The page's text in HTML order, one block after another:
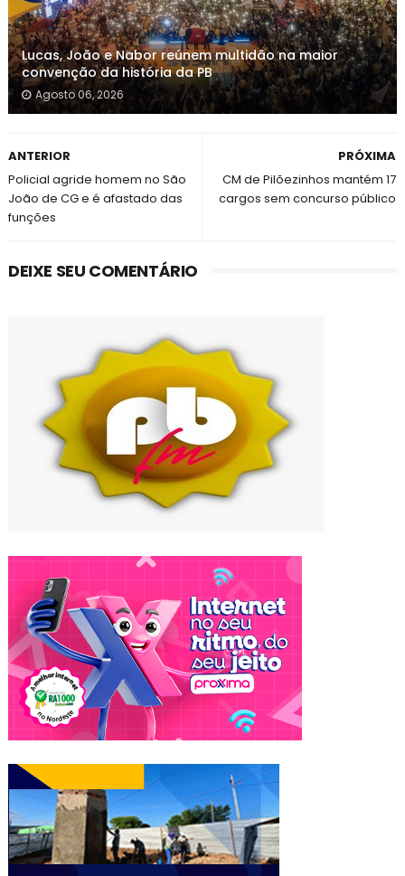
Lucas, João e Nabor reúnem multidão na maior
convenção da história da PB
Agosto 06, 2026
PRÓXIMA
CM de Pilõezinhos mantém 17
cargos sem concurso público
ANTERIOR
Policial agride homem no São
João de CG e é afastado das
funções
DEIXE SEU COMENTÁRIO